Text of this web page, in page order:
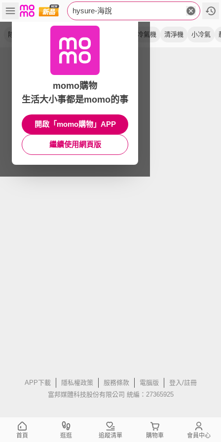
hysure-海說
除濕機 冷氣機 清淨機 小冷氣
APP下載 隱私權政策 服務條款 電腦版
登入/註冊
富邦媒體科技股份有限公司 統編：27365925
momo購物
生活大小事都是momo的事
開啟「momo購物」APP
繼續使用網頁版
首頁 逛逛 追蹤清單 購物車 會員中心